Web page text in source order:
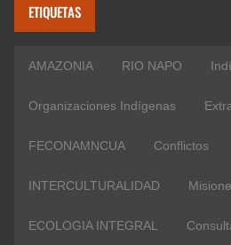
ETIQUETAS
AMAZONIA RIO NAPO
Organizaciones Indígenas
FECONAMNCUA Conflictos
INTERCULTURALIDAD
ECOLOGIA INTEGRAL